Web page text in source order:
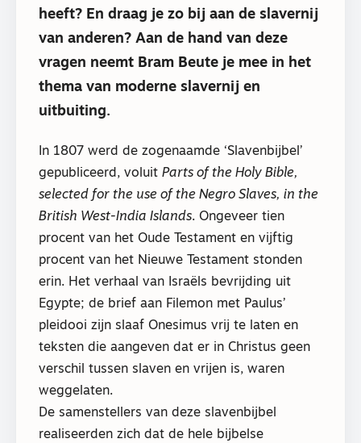
heeft? En draag je zo bij aan de slavernij
van anderen? Aan de hand van deze
vragen neemt Bram Beute je mee in het
thema van moderne slavernij en
uitbuiting.
In 1807 werd de zogenaamde ‘Slavenbijbel’
gepubliceerd, voluit Parts of the Holy Bible,
selected for the use of the Negro Slaves, in the
British West-India Islands. Ongeveer tien
procent van het Oude Testament en vijftig
procent van het Nieuwe Testament stonden
erin. Het verhaal van Israëls bevrijding uit
Egypte; de brief aan Filemon met Paulus’
pleidooi zijn slaaf Onesimus vrij te laten en
teksten die aangeven dat er in Christus geen
verschil tussen slaven en vrijen is, waren
weggelaten.
De samenstellers van deze slavenbijbel
realiseerden zich dat de hele bijbelse